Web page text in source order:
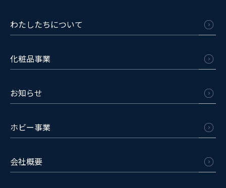
わたしたちについて
化粧品事業
お知らせ
ホビー事業
会社概要